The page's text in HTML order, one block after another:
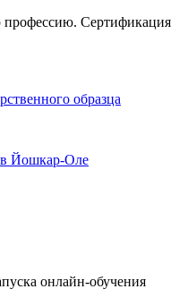
Сертификация
образца
Йошкар‑Оле
онлайн-обучения